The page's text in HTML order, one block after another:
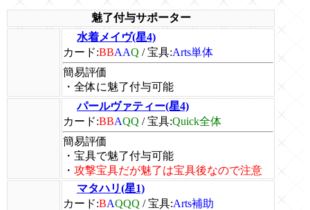
魅了付与サポーター
水着メイヴ(星4)
カード:BBAAQ /宝具:Arts単体
簡易評価
・全体に魅了付与可能
パールヴァティー(星4)
カード:BBAQQ /宝具:Quick全体
簡易評価
・宝具で魅了付与可能
・ 攻撃宝具だが魅了は宝具後なので注意
マタハリ(星1)
カード:BAQQQ /宝具:Arts補助